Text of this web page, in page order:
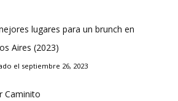
lugares para un brunch en
Aires (2023)
el septiembre 26, 2023
Caminito